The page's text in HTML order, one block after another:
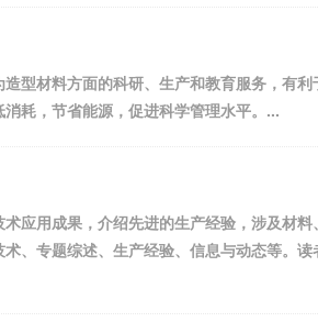
型材料方面的科研、生产和教育服务，有
耗，节省能源，促进科学管理水平。...
应用成果，介绍先进的生产经验，涉及材
、专题综述、生产经验、信息与动态等。